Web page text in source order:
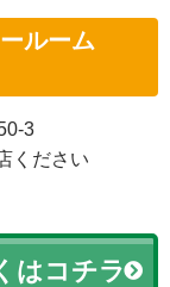
ルーム
3
ください
はコチラ